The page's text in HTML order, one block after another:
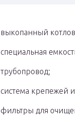
выкопанный
специальная
трубопровод;
система крепежей
фильтры для